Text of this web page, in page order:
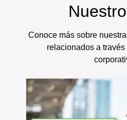
Nuestro
Conoce más sobre
relacionados a